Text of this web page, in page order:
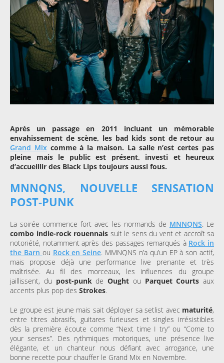
Après un passage en 2011 incluant un mémorable
envahissement de scène, les bad kids sont de retour au
Grand Mixcomme à la maison. La salle n’est certes pas
pleine mais le public est présent, investi et heureux
d’accueillir des Black Lips toujours aussi fous.
MNNQNS, NOUVELLE SENSATION
POST-PUNK
La soirée commence fort avec les normands de MNNQNS. Le
combo indie-rock rouennais suit le sens du vent et accroît sa
notoriété, notamment après des passages remarqués à Rock in
the Barn ou Rock en Seine. MMNQNS n’a qu’un EP à son actif,
mais propose déjà une performance live prenante et très
maîtrisée. Au fil des morceaux, les influences du groupe
jaillissent, du post-punkde Ought ou Parquet Courts aux
accents plus pop des Strokes.
Le groupe est jeune mais sait déployer sa setlist avec maturité,
entre titres abrasifs, guitares furieuses et singles irrésistibles
dès la première écoute comme “Next time I try” ou “Come to
your senses”. Des rythmiques motoriques, une présence live
élégante, et un chanteur nous défiant avec arrogance, une
bonne recette pour chauffer le Grand Mix en Novembre.